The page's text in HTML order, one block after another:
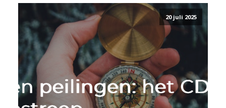
20 juli 2025